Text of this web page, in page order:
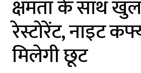
क्षमता के साथ
रेस्टोरेंट, नाइट
मिलेगी छूट